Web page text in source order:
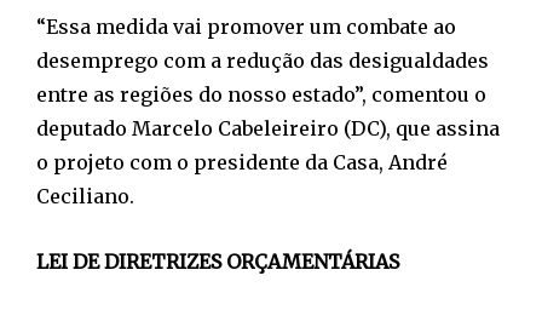
“Essa medida vai promover um combate ao
desemprego com a redução das desigualdades
entre as regiões do nosso estado”, comentou o
deputado Marcelo Cabeleireiro (DC), que assina
o projeto com o presidente da Casa, André
Ceciliano.
LEI DE DIRETRIZES ORÇAMENTÁRIAS